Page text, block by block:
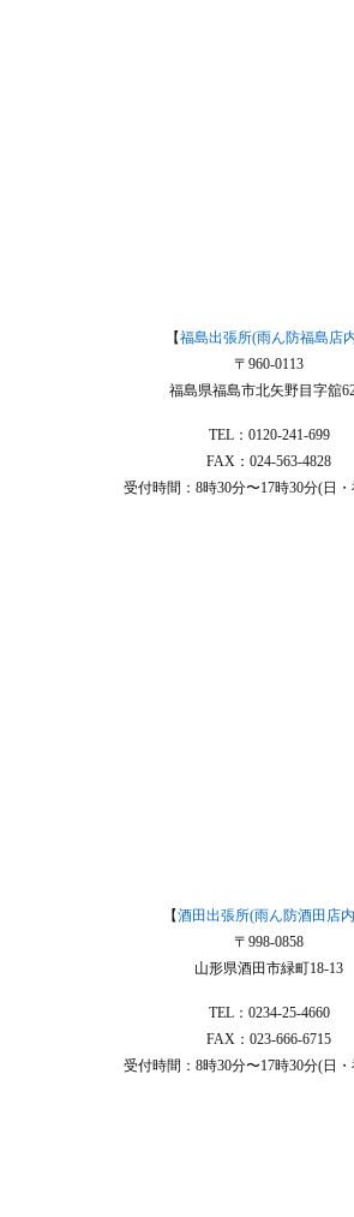
【福島出張所(雨ん防福島店
〒960-0113
福島県福島市北矢野目字舘
TEL：0120-241-699
FAX：024-563-4828
受付時間：8時30分〜17時30分(日
【酒田出張所(雨ん防酒田店
〒998-0858
山形県酒田市緑町18-13
TEL：0234-25-4660
FAX：023-666-6715
受付時間：8時30分〜17時30分(日